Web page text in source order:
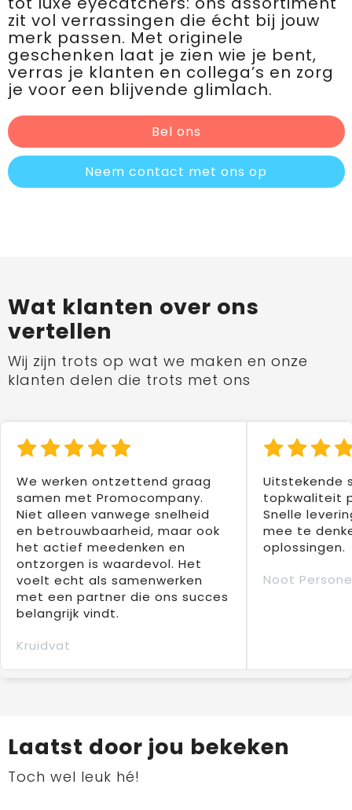
zit vol verrassingen die écht bij jouw
merk passen. Met originele
geschenken laat je zien wie je bent,
verras je klanten en collega’s en zorg
je voor een blijvende glimlach.
Bel ons
Neem contact met ons op
Wat klanten over ons
vertellen
Wij zijn trots op wat we maken en onze
klanten delen die trots met ons
We werken ontzettend graag
samen met Promocompany.
Niet alleen vanwege snelheid
en betrouwbaarheid, maar ook
het actief meedenken en
ontzorgen is waardevol. Het
voelt echt als samenwerken
met een partner die ons succes
belangrijk vindt.
Kruidvat
Uitstekende
topkwaliteit
Snelle
mee te
oplossingen.
Noot
Laatst door jou bekeken
Toch wel leuk hé!